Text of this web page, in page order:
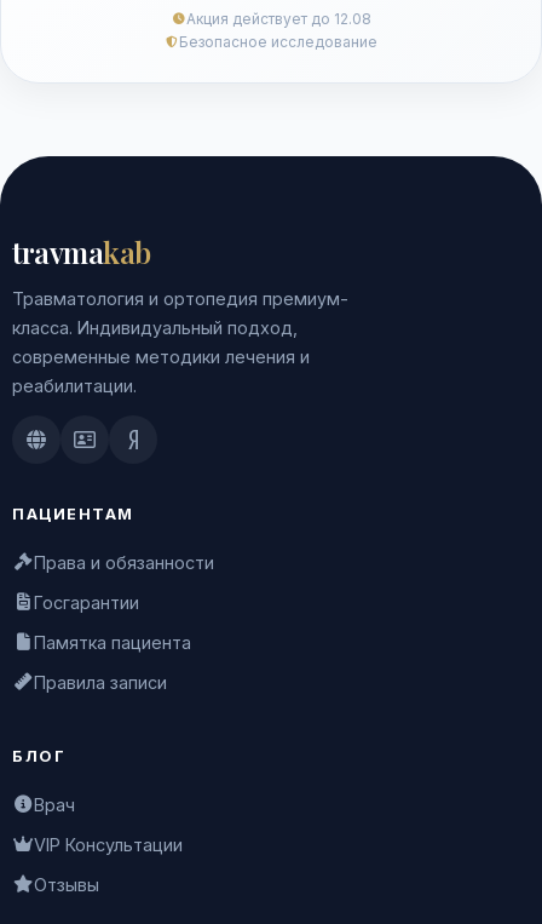
Акция действует до 12.08
Безопасное исследование
travmakab
Травматология и ортопедия премиум-
класса. Индивидуальный подход,
современные методики лечения и
реабилитации.
Doctu.ruПроДокторов
Яндекс.Здоровье
ПАЦИЕНТАМ
Права и обязанности
Госгарантии
Памятка пациента
Правила записи
БЛОГ
Врач
VIP Консультации
Отзывы